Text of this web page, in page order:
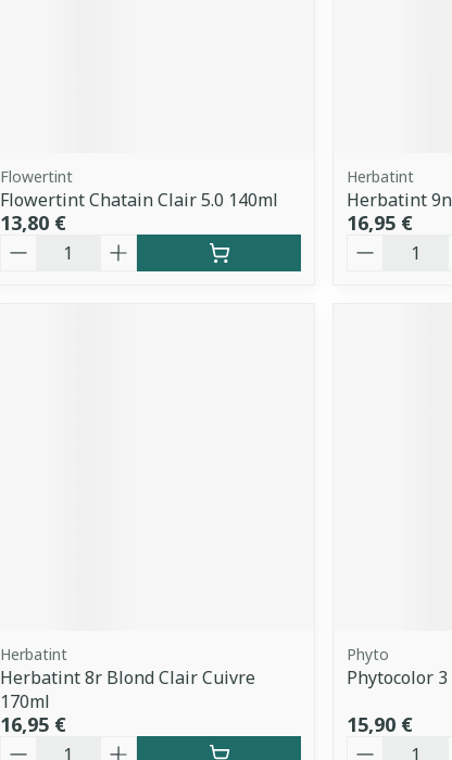
Flowertint
Flowertint Chatain Clair 5.0 140ml
13,80 €
Quantité
Herbatint
Herbatint
16,95 €
Quantité
Herbatint
Herbatint 8r Blond Clair Cuivre
170ml
16,95 €
Quantité
Phyto
Phytocolor
15,90 €
Quantité